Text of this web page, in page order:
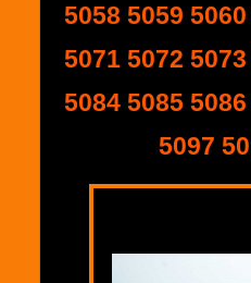
5058 5059 5060
5071 5072 5073
5084 5085 5086
5097